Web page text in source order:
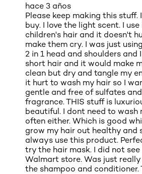
hace 3 años
Please keep making this stuff.
buy. I love the light scent. I
children's hair and it doesn't
make them cry. I was just
2 in 1 head and shoulders and
short hair and it would make
clean but dry and tangle my
it hurt to wash my hair so I
gentle and free of sulfates
fragrance. THIS stuff is
beautiful. I dont need to wash
often either. Which is good
grow my hair out healthy and
always use this product.
try the hair mask. I did not
Walmart store. Was just
the shampoo and conditioner.